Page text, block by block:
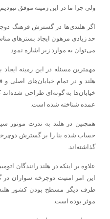
ولی چرا ما در این زمینه موفق
اگر هلندی‌ها در گسترش فرهنگ
حد زیادی مرهون ایجاد بسترهای
می‌توان به موارد زیر اشاره نمود.
مهمترین مسئله در این زمینه
هلند و در تمام خیابان‌های اصلی
خیابان‌ها به گونه‌ای طراحی
عمده شناخته شده است.
همچنین در هلند به ندرت موتور
حساب شده بنا را بر گسترش
گذاشته‌اند.
علاوه بر اینکه در هلند رانندگان
این امر امنیت دوچرخه سواران در
طرف دیگر مسطح بودن کشور هلند
موثر بوده است.